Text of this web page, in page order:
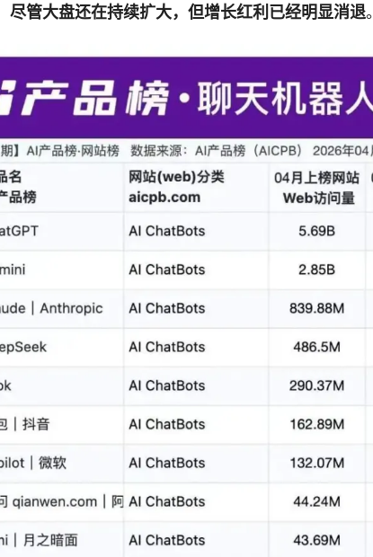
尽管大盘还在持续扩大，但增长红利已经明显消退。